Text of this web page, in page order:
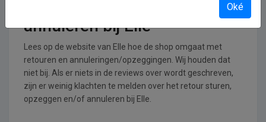
annuleren bij Elle
Lees op de website van Elle hoe de shop omgaat met
retouren en annuleringen/opzeggingen. Wij houden dat
niet bij. Als er niets in de reviews over wordt geschreven,
zijn er weinig klachten te melden over het retour sturen,
opzeggen en/of annuleren bij Elle.
Oké